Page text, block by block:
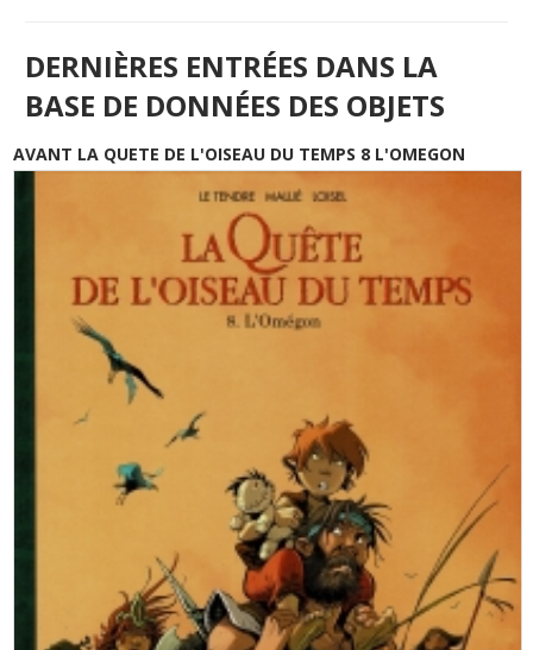
DERNIÈRES ENTRÉES DANS LA
BASE DE DONNÉES DES OBJETS
AVANT LA QUETE DE L'OISEAU DU TEMPS 8 L'OMEGON